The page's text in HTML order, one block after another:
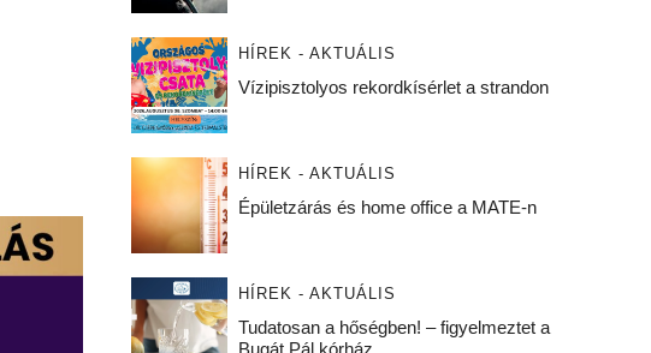
HÍREK - AKTUÁLIS
Vízipisztolyos rekordkísérlet a strandon
HÍREK - AKTUÁLIS
Épületzárás és home office a MATE-n
HÍREK - AKTUÁLIS
Tudatosan a hőségben! – figyelmeztet a
Bugát Pál kórház